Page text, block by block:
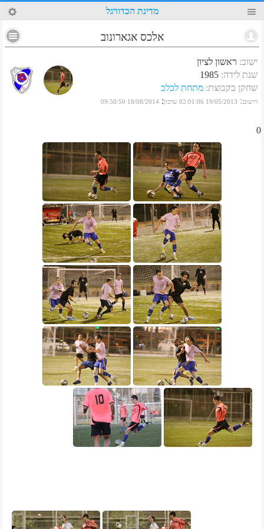
96 מדינת הכדורגל
אלכס אגארונוב
ישוב: ראשון לציון
שנת לידה:
1985
שחקן בקבוצת: מתחת לכלב
רישום:
19/05/2013 02:01:06 עדכון:
18/08/2014 09:50:50
0